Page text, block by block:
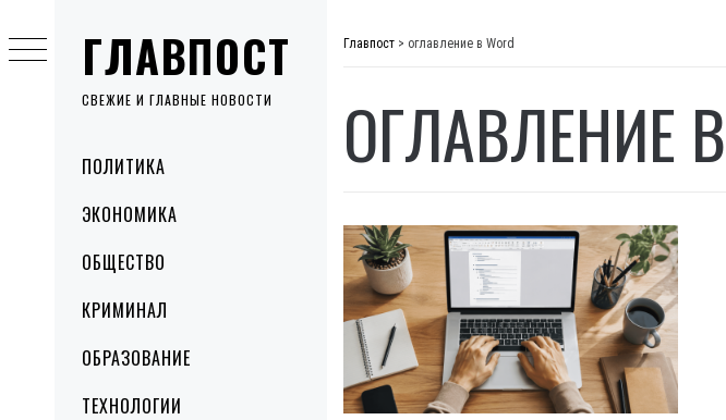
ГЛАВПОСТ
СВЕЖИЕ И ГЛАВНЫЕ НОВОСТИ
MenuПОЛИТИКА
ЭКОНОМИКА
ОБЩЕСТВО
КРИМИНАЛ
ОБРАЗОВАНИЕ
ТЕХНОЛОГИИ
to
content
Главпост > оглавление в Word
ОГЛАВЛЕНИЕ В